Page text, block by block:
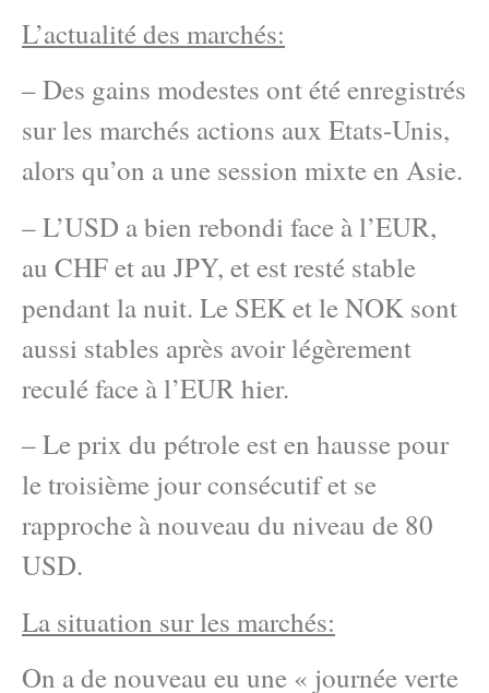
L’actualité des marchés:
– Des gains modestes ont été enregistrés
sur les marchés actions aux Etats-Unis,
alors qu’on a une session mixte en Asie.
– L’USD a bien rebondi face à l’EUR,
au CHF et au JPY, et est resté stable
pendant la nuit. Le SEK et le NOK sont
aussi stables après avoir légèrement
reculé face à l’EUR hier.
– Le prix du pétrole est en hausse pour
le troisième jour consécutif et se
rapproche à nouveau du niveau de 80
USD.
La situation sur les marchés:
On a de nouveau eu une « journée verte